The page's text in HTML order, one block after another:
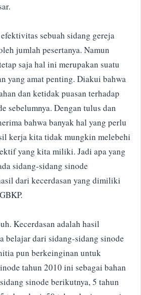
sebuah sidang gereja
jumlah pesertanya. Namun
saja hal ini merupakan suatu
yang amat penting. Diakui bahwa
dan ketidak puasan terhadap
sebelumnya. Dengan tulus dan
bahwa banyak hal yang perlu
kerja kita tidak mungkin melebehi
yang kita miliki. Jadi apa yang
sidang-sidang sinode
dari kecerdasan yang dimiliki
Kecerdasan adalah hasil
belajar dari sidang-sidang sinode
pun berkeinginan untuk
tahun 2010 ini sebagai bahan
sinode berikutnya, 5 tahun